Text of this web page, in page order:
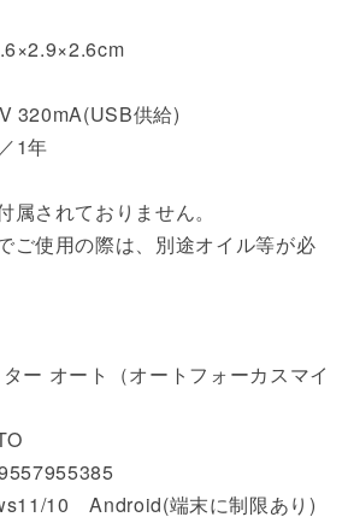
320mA(USB供給)
1年
されておりません。
ご使用の際は、別途オイル等が必
ー オート（オートフォーカスマイ
10 Android(端末に制限あり)